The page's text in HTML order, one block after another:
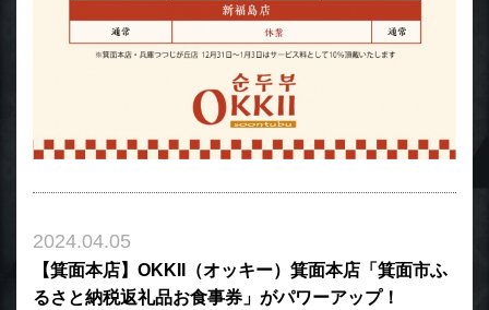
2024.04.05
【箕面本店】OKKII（オッキー）箕面本店「箕面市ふ
るさと納税返礼品お食事券」がパワーアップ！